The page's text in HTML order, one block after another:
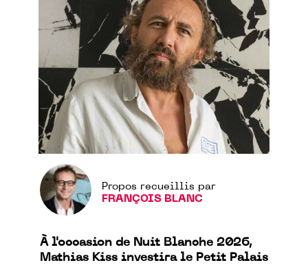
Propos recueillis par
FRANÇOIS BLANC
À l'occasion de Nuit Blanche 2026,
Mathias Kiss investira le Petit Palais